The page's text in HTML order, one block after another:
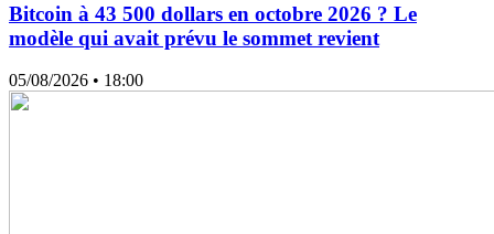
Bitcoin à 43 500 dollars en octobre 2026 ? Le
modèle qui avait prévu le sommet revient
05/08/2026 • 18:00